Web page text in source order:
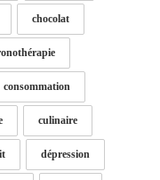
chocolat
consommation
culinaire
dépression